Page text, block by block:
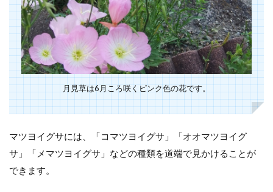
月見草は6月ころ咲くピンク色の花です。
マツヨイグサには、「コマツヨイグサ」「オオマツヨイグ
サ」「メマツヨイグサ」などの種類を道端で見かけることが
できます。